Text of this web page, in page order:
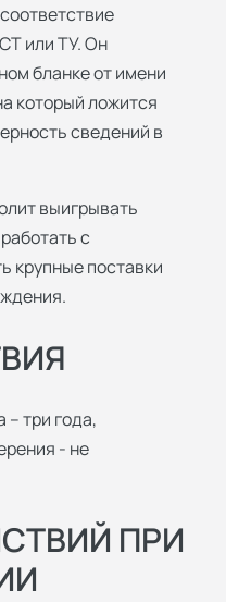
или ТУ. Он
бланке от имени
который ложится
сведений в
выигрывать
с
крупные поставки
три года,
- не
ПРИ